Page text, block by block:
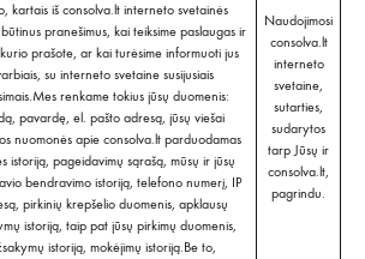
kartais iš consolva.lt interneto svetainės
pranešimus, kai teiksime paslaugas ir
prašote, ar kai turėsime informuoti jus
su interneto svetaine susijusiais
renkame tokius jūsų duomenis:
pavardę, el. pašto adresą, jūsų viešai
nuomonės apie consolva.lt parduodamas
istoriją, pageidavimų sąrašą, mūsų ir jūsų
bendravimo istoriją, telefono numerį, IP
pirkinių krepšelio duomenis, apklausų
istoriją, taip pat jūsų pirkimų duomenis,
istoriją, mokėjimų istoriją.Be to,
Naudojimosi
consolva.lt
interneto
svetaine,
sutarties,
sudarytos
tarp Jūsų ir
consolva.lt,
pagrindu.